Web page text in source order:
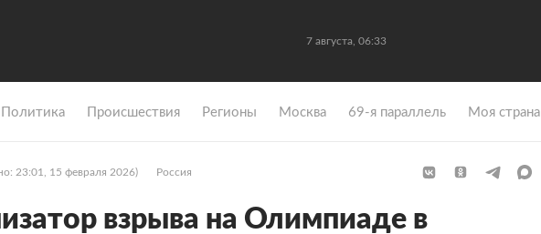
7 августа, 06:33
Политика Происшествия Регионы Москва 69-я параллель Моя страна
23:01, 15 февраля 2026) Россия
взрыва на Олимпиаде в